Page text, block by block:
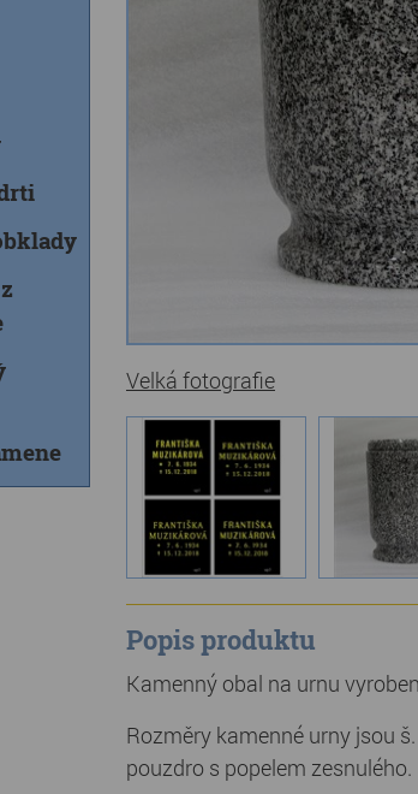
Velká fotografie
Popis produktu
Kamenný obal na urnu
Rozměry kamenné urny jsou
pouzdro s popelem zesnulého.